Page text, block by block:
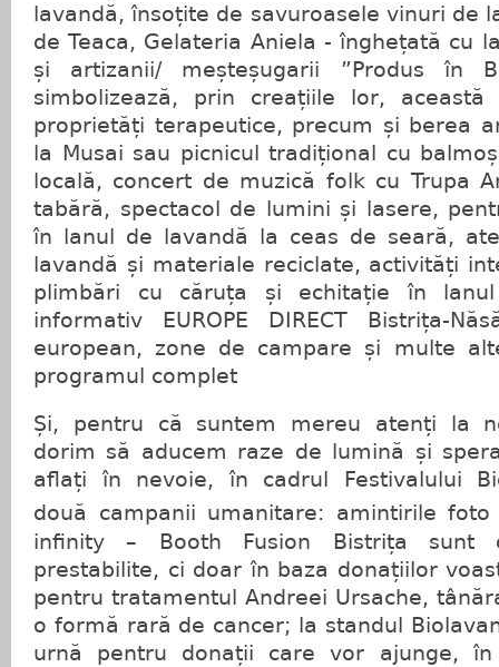
lavandă, însoțite de savuroasele vinuri de
de Teaca, Gelateria Aniela - înghețată cu
și artizanii/ meșteșugarii ”Produs în
simbolizează, prin creațiile lor,
proprietăți terapeutice, precum și berea
la Musai sau picnicul tradițional cu
locală, concert de muzică folk cu Trupa
tabără, spectacol de lumini și lasere,
în lanul de lavandă la ceas de seară,
lavandă și materiale reciclate, activități
plimbări cu căruța și echitație în
informativ EUROPE DIRECT Bistrița-
european, zone de campare și multe
programul complet
Și, pentru că suntem mereu atenți la
dorim să aducem raze de lumină și
aflați în nevoie, în cadrul Festivalului
două campanii umanitare: amintirile
infinity – Booth Fusion Bistrița sunt
prestabilite, ci doar în baza donațiilor
pentru tratamentul Andreei Ursache,
o formă rară de cancer; la standul
urnă pentru donații care vor ajunge,